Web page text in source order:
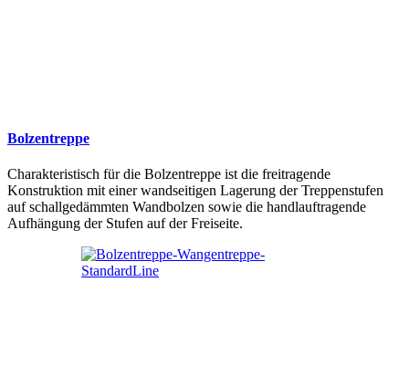
Bolzentreppe
Charakteristisch für die Bolzentreppe ist die freitragende
Konstruktion mit einer wandseitigen Lagerung der Treppenstufen
auf schallgedämmten Wandbolzen sowie die handlauftragende
Aufhängung der Stufen auf der Freiseite.